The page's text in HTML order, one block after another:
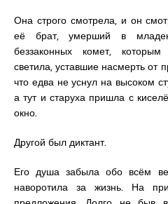
Она строго смотрела, и он
её брат, умерший в
беззаконных комет, которым
светила, уставшие насмерть от
что едва не уснул на высоком
а тут и старуха пришла с
окно.
Другой был диктант.
Его душа забыла обо всём
наворотила за жизнь. На